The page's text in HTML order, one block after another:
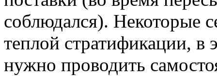
соблюдался). Некоторые
теплой стратификации, в
нужно проводить